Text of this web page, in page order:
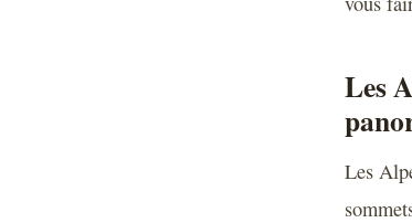
Les
Les